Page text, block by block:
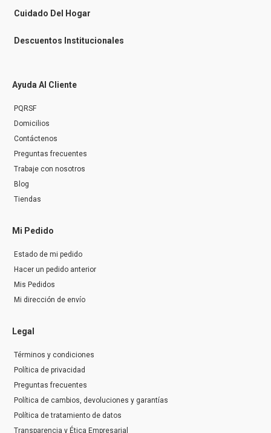
r
Cuidado Del Hogar
Descuentos Institucionales
Ayuda Al Cliente
PQRSF
Domicilios
Contáctenos
Preguntas frecuentes
Trabaje con nosotros
Blog
Tiendas
Mi Pedido
Estado de mi pedido
Hacer un pedido anterior
Mis Pedidos
Mi dirección de envío
Legal
Términos y condiciones
Política de privacidad
Preguntas frecuentes
Política de cambios, devoluciones y garantías
Política de tratamiento de datos
Transparencia y Ética Empresarial